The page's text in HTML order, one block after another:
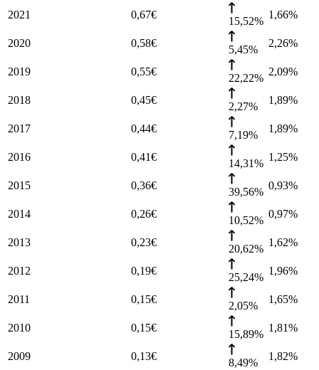
2021 0,67€
15,52%
1,66%
2020 0,58€
5,45%
2,26%
2019 0,55€
22,22%
2,09%
2018 0,45€
2,27%
1,89%
2017 0,44€
7,19%
1,89%
2016 0,41€
14,31%
1,25%
2015 0,36€
39,56%
0,93%
2014 0,26€
10,52%
0,97%
2013 0,23€
20,62%
1,62%
2012 0,19€
25,24%
1,96%
2011 0,15€
2,05%
1,65%
2010 0,15€
15,89%
1,81%
2009 0,13€
8,49%
1,82%